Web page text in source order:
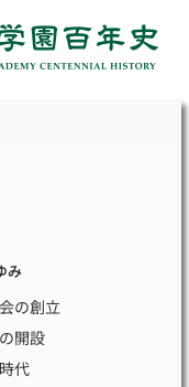
み
の創立
開設
代
会の創立